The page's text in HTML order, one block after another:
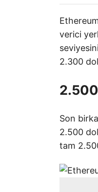
verici
2.300
Son
2.500
tam